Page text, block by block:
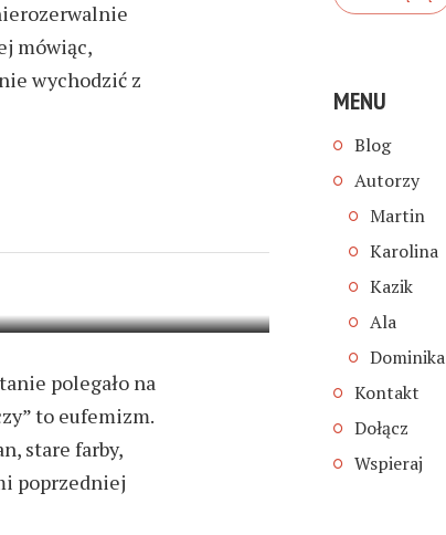
mówiąc,
wychodzić z
polegało na
to eufemizm.
stare farby,
poprzedniej
MENU
Blog
Autorzy
Martin
Karolina
Kazik
Ala
Dominika
Kontakt
Dołącz
Wspieraj